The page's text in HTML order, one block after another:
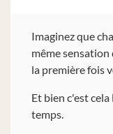
Imaginez que
même
la première fois
Et bien c'est
temps.